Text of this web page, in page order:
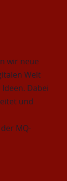
wir neue
Welt
Dabei
und
MQ-